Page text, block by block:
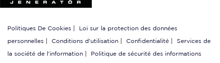
Politiques De Cookies Loi sur la protection des données
personnelles Conditions d'utilisation Confidentialité Services de
la société de l'information Politique de sécurité des informations